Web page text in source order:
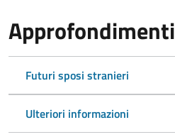
Approfondimenti
Futuri sposi stranieri
Ulteriori informazioni